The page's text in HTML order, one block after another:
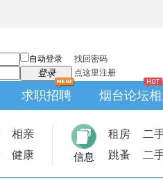
自动登录
找回密码
登录 点这里注册
求职招聘 烟台论坛
相亲
健康 信息
租房
二
跳蚤
二